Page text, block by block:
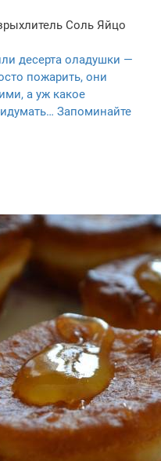
Соль Яйцо
десерта оладушки —
пожарить, они
а уж какое
Запоминайте